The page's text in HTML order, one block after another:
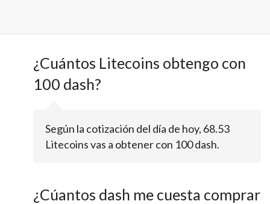
¿Cuántos Litecoins obtengo con
100 dash?
Según la cotización del día de hoy, 68.53
Litecoins vas a obtener con 100 dash.
¿Cúantos dash me cuesta comprar